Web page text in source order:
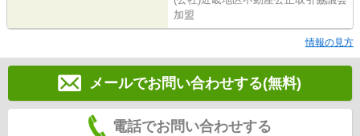
加盟
情報の見方
メールでお問い合わせする(無料)
電話でお問い合わせする